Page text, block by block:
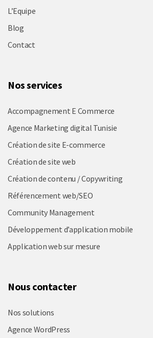
L’Equipe
Blog
Contact
Nos services
Accompagnement E Commerce
Agence Marketing digital Tunisie
Création de site E-commerce
Création de site web
Création de contenu / Copywriting
Référencement web/SEO
Community Management
Développement d’application mobile
Application web sur mesure
Nous contacter
Nos solutions
Agence WordPress